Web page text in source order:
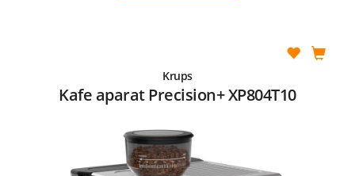
Krups
Kafe aparat Precision+ XP804T10